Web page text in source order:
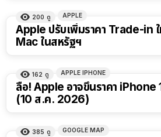
200 ดู APPLE
Apple ปรับเพิ่มราคา Trade-in
Mac ในสหรัฐฯ
162 ดู APPLE IPHONE
ลือ! Apple อาจขึ้นราคา iPhone
(10 ส.ค. 2026)
385 ดู GOOGLE MAP